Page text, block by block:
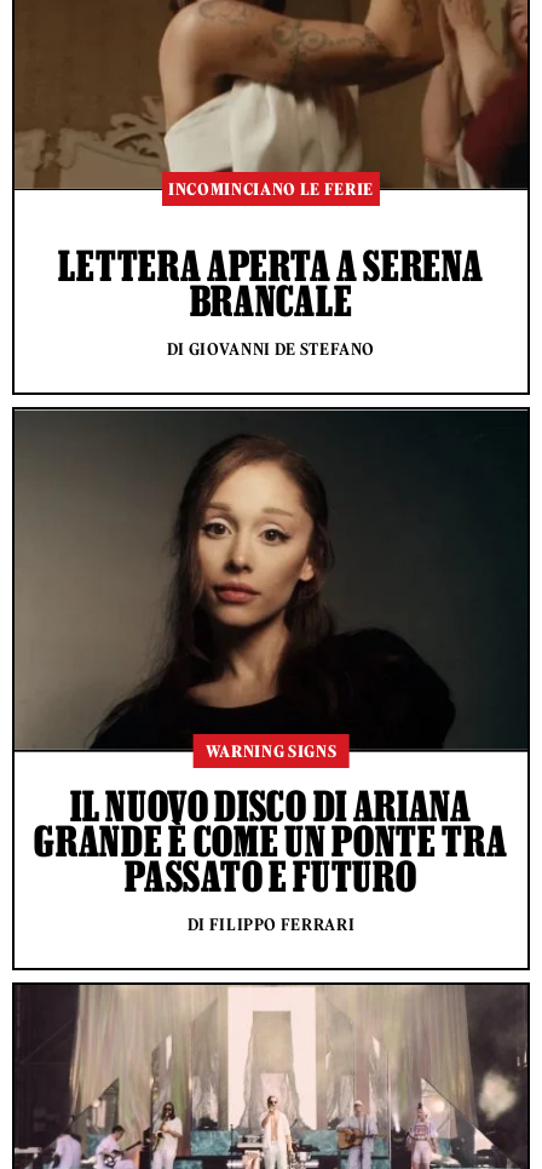
INCOMINCIANO LE FERIE
LETTERA APERTA A SERENA
BRANCALE
DI GIOVANNI DE STEFANO
WARNING SIGNS
IL NUOVO DISCO DI ARIANA
GRANDE È COME UN PONTE TRA
PASSATO E FUTURO
DI FILIPPO FERRARI